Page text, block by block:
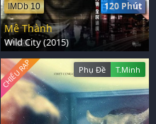
120 Phút
IMDb 10
Mê Thành
Wild City (2015)
Phụ Đề T.Minh
CHIẾU RẠP